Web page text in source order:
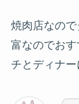
焼肉店なの
富なのでお
チとディナ